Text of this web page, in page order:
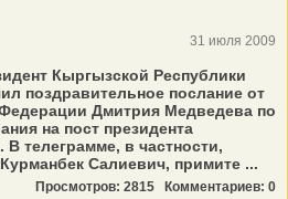
31 июля 2009
Кыргызской Республики
поздравительное послание от
Дмитрия Медведева по
на пост президента
телеграмме, в частности,
Салиевич, примите ...
Просмотров: 2815 Комментариев: 0